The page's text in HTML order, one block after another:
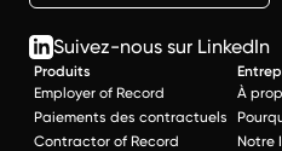
Suivez-nous sur LinkedIn
Produits
Employer of Record
Paiements des contractuels
Contractor of Record
À
Notre